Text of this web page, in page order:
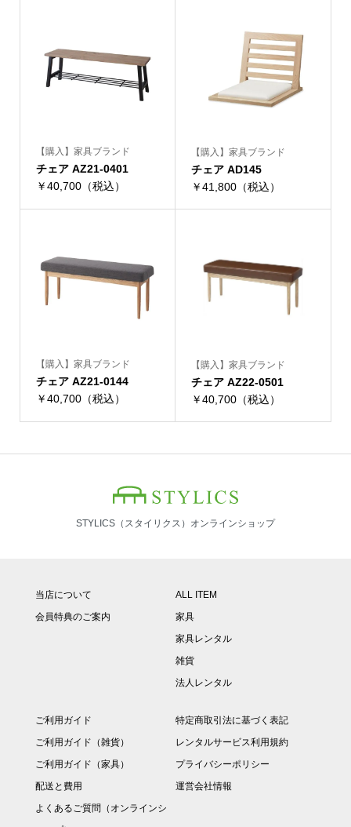
【購入】家具ブランド
チェア AZ21-0401
￥40,700（税込）
【購入】家具ブランド
チェア AD145
￥41,800（税込）
【購入】家具ブランド
チェア AZ21-0144
￥40,700（税込）
【購入】家具ブランド
チェア AZ22-0501
￥40,700（税込）
STYLICS（スタイリクス）オンラインショップ
当店について
会員特典のご案内
ALL ITEM
家具
家具レンタル
雑貨
法人レンタル
ご利用ガイド
ご利用ガイド（雑貨）
ご利用ガイド（家具）
配送と費用
よくあるご質問（オンラインシ
特定商取引法に基づく表記
レンタルサービス利用規約
プライバシーポリシー
運営会社情報